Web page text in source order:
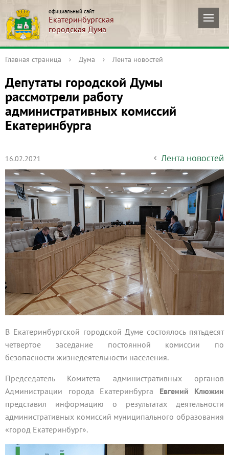
официальный сайт
Екатеринбургская
городская Дума
Главная страница › Дума › Лента новостей
Депутаты городской Думы
рассмотрели работу
административных комиссий
Екатеринбурга
16.02.2021 Лента новостей
В Екатеринбургской городской Думе состоялось пятьдесят
четвертое заседание постоянной комиссии по
безопасности жизнедеятельности населения.
Председатель Комитета административных органов
Администрации города Екатеринбурга Евгений Клюжин
представил информацию о результатах деятельности
административных комиссий муниципального образования
«город Екатеринбург».